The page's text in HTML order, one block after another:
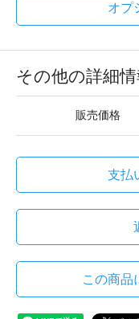
オプ
その他の詳細情
販売価格
支払
この商品